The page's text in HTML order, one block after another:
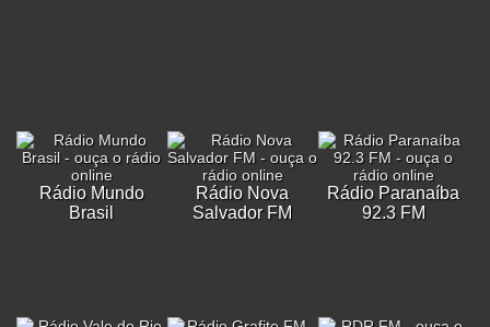
Rádio Mundo
Brasil
Rádio Nova
Salvador FM
Rádio Paranaíba
92.3 FM